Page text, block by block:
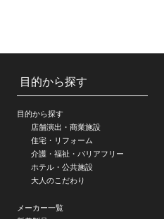
目的から探す
目的から探す
店舗演出・商業施設
住宅・リフォーム
介護・福祉・バリアフリー
ホテル・公共施設
大人のこだわり
メーカー一覧